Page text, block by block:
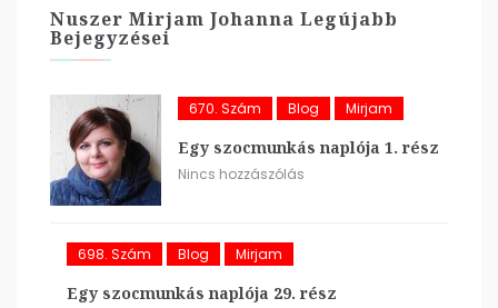
Nuszer Mirjam Johanna Legújabb
Bejegyzései
670. Szám Blog Mirjam
Egy szocmunkás naplója 1. rész
Nincs hozzászólás
698. Szám Blog Mirjam
Egy szocmunkás naplója 29. rész